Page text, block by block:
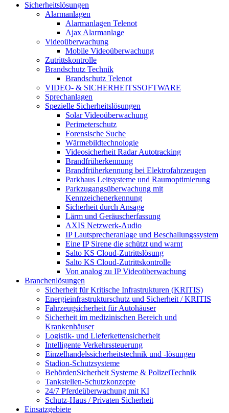
Sicherheitslösungen
Alarmanlagen
Alarmanlagen Telenot
Ajax Alarmanlage
Videoüberwachung
Mobile Videoüberwachung
Zutrittskontrolle
Brandschutz Technik
Brandschutz Telenot
VIDEO- & SICHERHEITSSOFTWARE
Sprechanlagen
Spezielle Sicherheitslösungen
Solar Videoüberwachung
Perimeterschutz
Forensische Suche
Wärmebildtechnologie
Videosicherheit Radar Autotracking​
Brandfrüherkennung
Brandfrüherkennung bei Elektrofahrzeugen
Parkhaus Leitsysteme und Raumoptimierung
Parkzugangsüberwachung mit
Kennzeichenerkennung
Sicherheit durch Ansage
Lärm und Geräuscherfassung
AXIS Netzwerk-Audio
IP Lautsprecheranlage und Beschallungssystem
Eine IP Sirene die schützt und warnt
Salto KS Cloud-Zutrittslösung
Salto KS Cloud-Zutrittskontrolle
Von analog zu IP Videoüberwachung
Branchenlösungen
Sicherheit für Kritische Infrastrukturen (KRITIS)
Energieinfrastrukturschutz und Sicherheit / KRITIS
Fahrzeugsicherheit für Autohäuser
Sicherheit im medizinischen Bereich und
Krankenhäuser
Logistik- und Lieferkettensicherheit
Intelligente Verkehrssteuerung
Einzelhandelssicherheitstechnik und -lösungen
Stadion-Schutzsysteme
BehördenSicherheit Systeme & PolizeiTechnik
Tankstellen-Schutzkonzepte​
24/7 Pferdeüberwachung mit KI
Schutz-Haus / Privaten Sicherheit
Einsatzgebiete